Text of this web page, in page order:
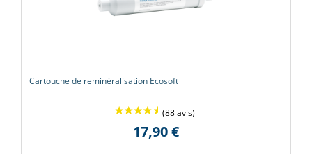
Cartouche de reminéralisation Ecosoft
17,90 €